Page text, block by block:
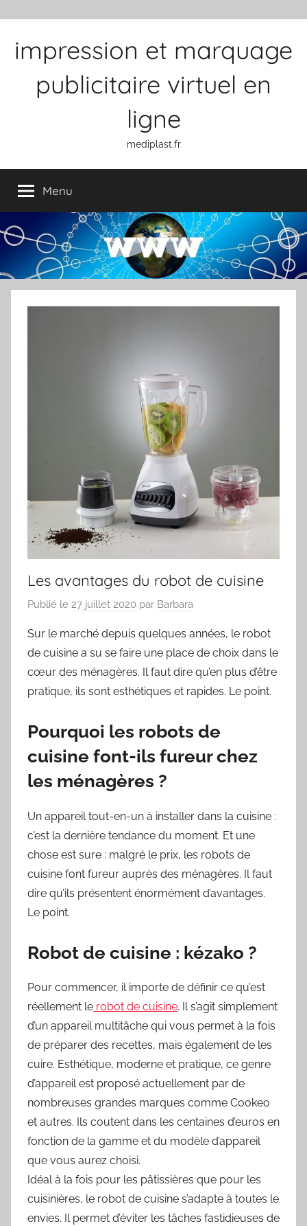
impression et marquage
publicitaire virtuel en
ligne
mediplast.fr
Menu
Les avantages du robot de cuisine
Publié le 27 juillet 2020 par Barbara
Sur le marché depuis quelques années, le robot
de cuisine a su se faire une place de choix dans le
cœur des ménagères. Il faut dire qu’en plus d’être
pratique, ils sont esthétiques et rapides. Le point.
Pourquoi les robots de
cuisine font-ils fureur chez
les ménagères ?
Un appareil tout-en-un à installer dans la cuisine :
c’est la dernière tendance du moment. Et une
chose est sure : malgré le prix, les robots de
cuisine font fureur auprès des ménagères. Il faut
dire qu’ils présentent énormément d’avantages.
Le point.
Robot de cuisine : kézako ?
Pour commencer, il importe de définir ce qu’est
réellement le robot de cuisine. Il s’agit simplement
d’un appareil multitâche qui vous permet à la fois
de préparer des recettes, mais également de les
cuire. Esthétique, moderne et pratique, ce genre
d’appareil est proposé actuellement par de
nombreuses grandes marques comme Cookeo
et autres. Ils coutent dans les centaines d’euros en
fonction de la gamme et du modèle d’appareil
que vous aurez choisi.
Idéal à la fois pour les pâtissières que pour les
cuisinières, le robot de cuisine s’adapte à toutes le
envies. Il permet d’éviter les tâches fastidieuses de